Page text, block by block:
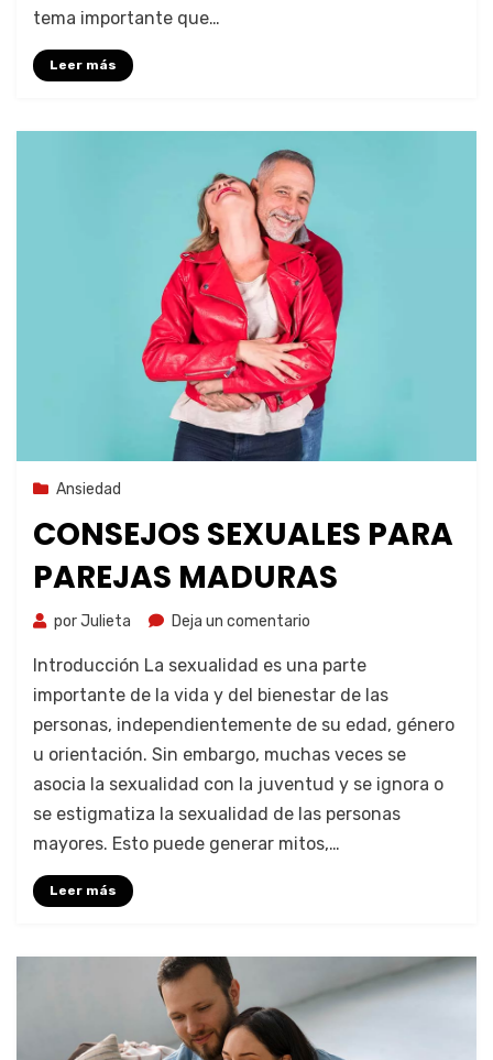
tema importante que…
Leer más
8 de octubre de 2023
Ansiedad
CONSEJOS SEXUALES PARA
PAREJAS MADURAS
porJulieta Deja un comentario
Introducción La sexualidad es una parte
importante de la vida y del bienestar de las
personas, independientemente de su edad, género
u orientación. Sin embargo, muchas veces se
asocia la sexualidad con la juventud y se ignora o
se estigmatiza la sexualidad de las personas
mayores. Esto puede generar mitos,…
Leer más